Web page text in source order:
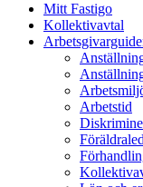
Mitt Fastigo
Kollektivavtal
Arbetstid